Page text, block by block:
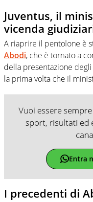
Juventus, il
vicenda
A riaprire il pentolone è
Abodi, che è tornato a
della presentazione
la prima volta che il
Vuoi essere
sport, risultati ed
Entra
I precedenti di